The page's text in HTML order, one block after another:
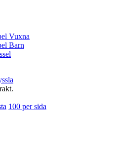
Vuxna
Barn
100 per sida